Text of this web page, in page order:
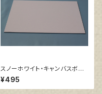
スノーホワイト・キャンバスボー
ド F4 サイズ 333㎜x242
㎜
¥495